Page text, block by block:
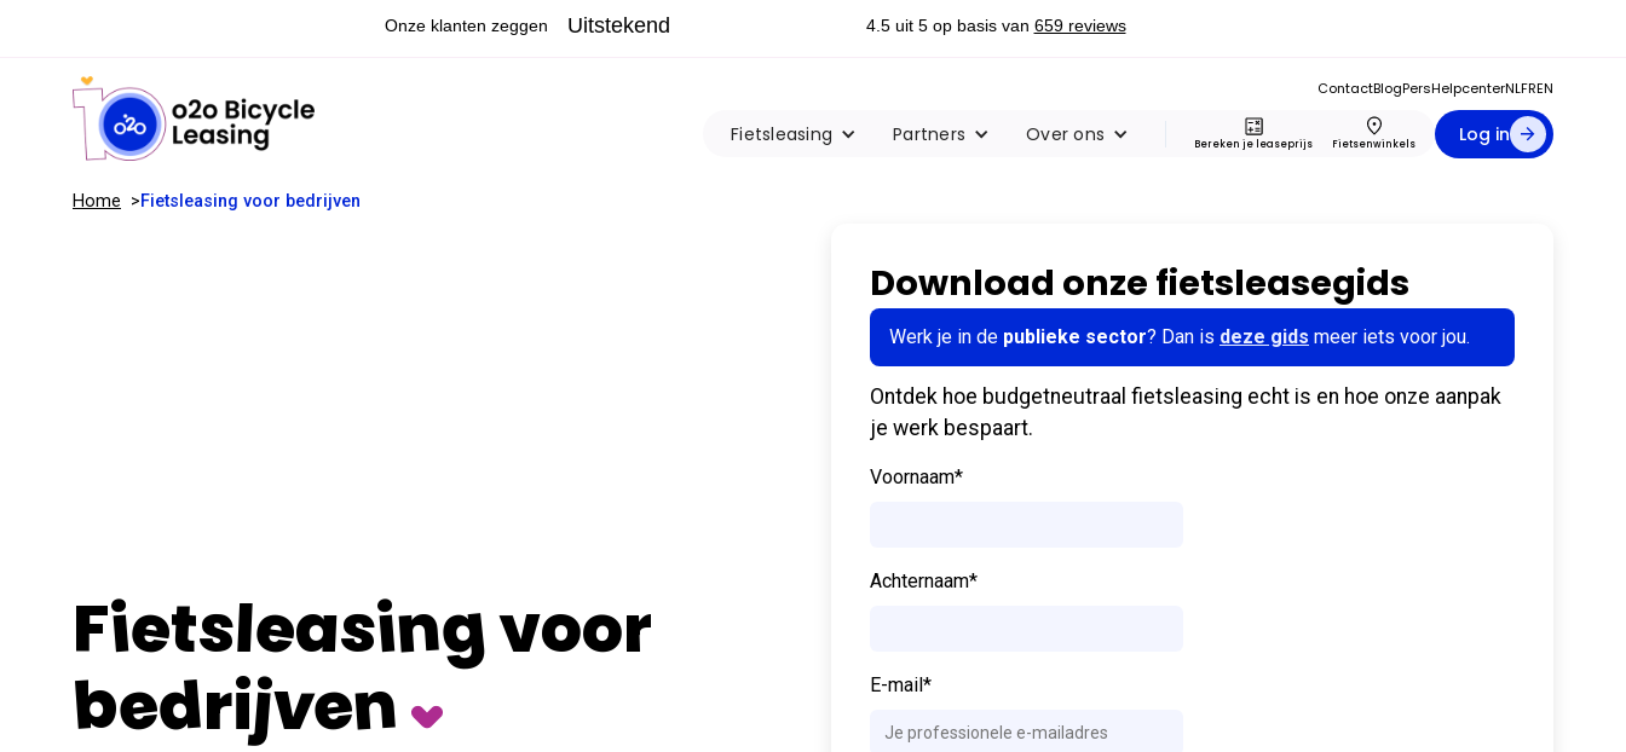
ContactBlogPersHelpcenterNLFREN
Fietsleasing Partners Over ons Bereken je leaseprijs Fietsenwinkels Log in
Home Fietsleasing voor bedrijven
Fietsleasing voor
bedrijven
Download onze fietsleasegids
Werk je in de publieke sector? Dan is deze gids meer iets voor jou.
Ontdek hoe budgetneutraal fietsleasing echt is en hoe onze aanpak
je werk bespaart.
Voornaam*
Achternaam*
E-mail*